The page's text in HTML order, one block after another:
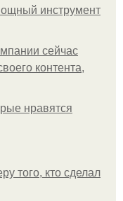
инструмент
сейчас
контента,
нравятся
того, кто сделал